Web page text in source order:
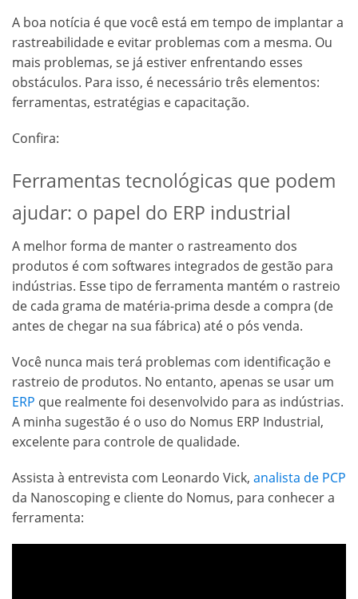
A boa notícia é que você está em tempo de implantar a
rastreabilidade e evitar problemas com a mesma. Ou
mais problemas, se já estiver enfrentando esses
obstáculos. Para isso, é necessário três elementos:
ferramentas, estratégias e capacitação.
Confira:
Ferramentas tecnológicas que podem
ajudar: o papel do ERP industrial
A melhor forma de manter o rastreamento dos
produtos é com softwares integrados de gestão para
indústrias. Esse tipo de ferramenta mantém o rastreio
de cada grama de matéria-prima desde a compra (de
antes de chegar na sua fábrica) até o pós venda.
Você nunca mais terá problemas com identificação e
rastreio de produtos. No entanto, apenas se usar um
ERP que realmente foi desenvolvido para as indústrias.
A minha sugestão é o uso do Nomus ERP Industrial,
excelente para controle de qualidade.
Assista à entrevista com Leonardo Vick, analista de PCP
da Nanoscoping e cliente do Nomus, para conhecer a
ferramenta: